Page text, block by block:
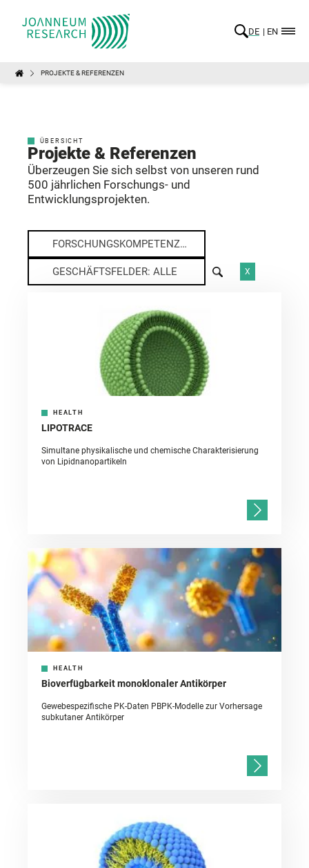
DE EN
PROJEKTE & REFERENZEN
ÜBERSICHT
Projekte & Referenzen
Überzeugen Sie sich selbst von unseren rund
500 jährlichen Forschungs- und
Entwicklungsprojekten.
FORSCHUNGSKOMPETENZEN: ALLE
GESCHÄFTSFELDER: ALLE X
HEALTH
LIPOTRACE
Simultane physikalische und chemische Charakterisierung
von Lipidnanopartikeln
HEALTH
Bioverfügbarkeit monoklonaler Antikörper
Gewebespezifische PK-Daten PBPK-Modelle zur Vorhersage
subkutaner Antikörper